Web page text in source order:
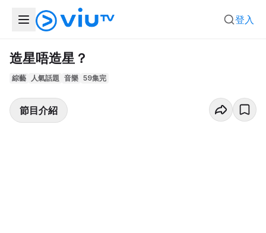
登入
造星唔造星？
綜藝 人氣話題 音樂 59集完
節目介紹